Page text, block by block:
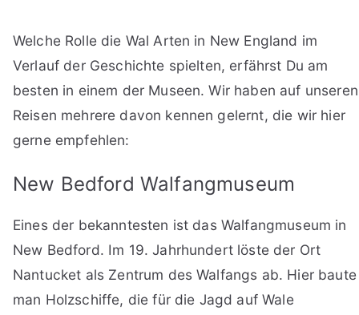
Welche Rolle die Wal Arten in New England im
Verlauf der Geschichte spielten, erfährst Du am
besten in einem der Museen. Wir haben auf unseren
Reisen mehrere davon kennen gelernt, die wir hier
gerne empfehlen:
New Bedford Walfangmuseum
Eines der bekanntesten ist das Walfangmuseum in
New Bedford. Im 19. Jahrhundert löste der Ort
Nantucket als Zentrum des Walfangs ab. Hier baute
man Holzschiffe, die für die Jagd auf Wale